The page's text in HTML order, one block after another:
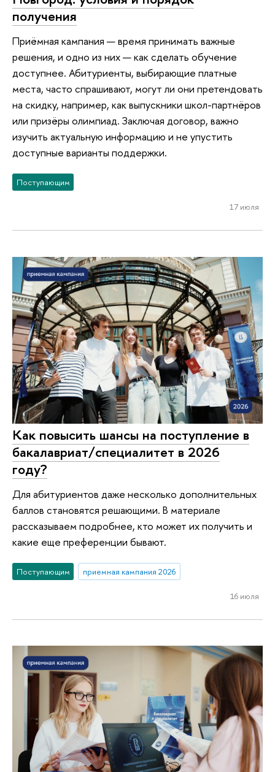
получения
Приёмная кампания — время принимать важные
решения, и одно из них — как сделать обучение
доступнее. Абитуриенты, выбирающие платные
места, часто спрашивают, могут ли они претендовать
на скидку, например, как выпускники школ-партнёров
или призёры олимпиад. Заключая договор, важно
изучить актуальную информацию и не упустить
доступные варианты поддержки.
Поступающим
17 июля
Как повысить шансы на поступление в
бакалавриат/специалитет в 2026
году?
Для абитуриентов даже несколько дополнительных
баллов становятся решающими. В материале
рассказываем подробнее, кто может их получить и
какие еще преференции бывают.
Поступающим приемная кампания 2026
16 июля